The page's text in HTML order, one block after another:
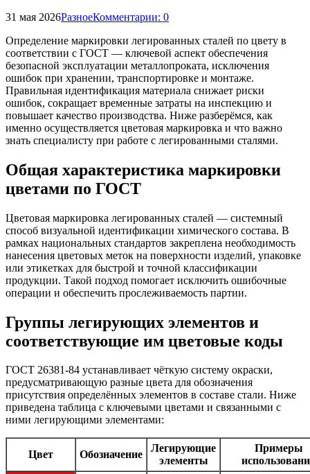
31 мая 2026РазноеКомментарии: 0
Определение маркировки легированных сталей по цвету в
соответствии с ГОСТ — ключевой аспект обеспечения
безопасной эксплуатации металлопроката, исключения
ошибок при хранении, транспортировке и монтаже.
Правильная идентификация материала снижает риски
ошибок, сокращает временные затраты на инспекцию и
повышает качество производства. Ниже разберёмся, как
именно осуществляется цветовая маркировка и что важно
знать специалисту при работе с легированными сталями.
Общая характеристика маркировки
цветами по ГОСТ
Цветовая маркировка легированных сталей — системный
способ визуальной идентификации химического состава. В
рамках национальных стандартов закреплена необходимость
нанесения цветовых меток на поверхности изделий, упаковке
или этикетках для быстрой и точной классификации
продукции. Такой подход помогает исключить ошибочные
операции и обеспечить прослеживаемость партии.
Группы легирующих элементов и
соответствующие им цветовые коды
ГОСТ 26381-84 устанавливает чёткую систему окраски,
предусматривающую разные цвета для обозначения
присутствия определённых элементов в составе стали. Ниже
приведена таблица с ключевыми цветами и связанными с
ними легирующими элементами:
Цвет Обозначение
Легирующие
элементы
Примеры